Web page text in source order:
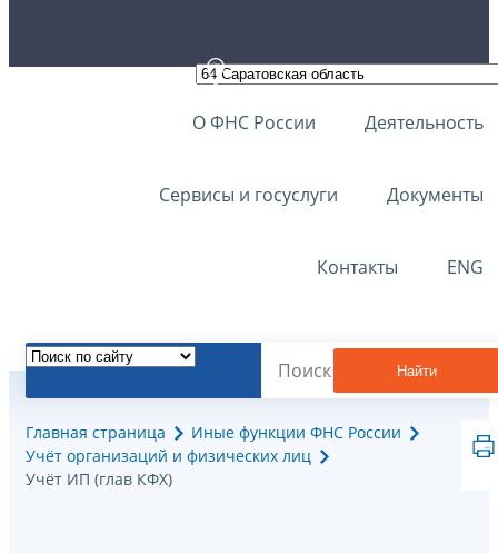
О ФНС России Деятельность
Сервисы и госуслуги Документы
Контакты ENG
Найти
Главная страница
Иные функции ФНС России
Учёт организаций и физических лиц
Учёт ИП (глав КФХ)